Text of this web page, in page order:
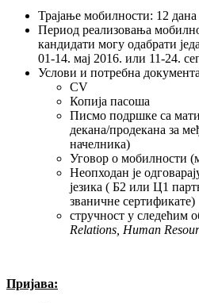
Трајање мобилности: 12
Период реализовања
кандидати могу одабрати
01-14. мај 2016. или 11-24.
Услови и потребна
CV
Копија пасоша
Писмо подршке са
декана/продекана за
начелника)
Уговор о мобилности
Неопходан је
језика ( Б2 или Ц1
званичне сертификате)
стручност у следећим
Relations, Human
Пријава: